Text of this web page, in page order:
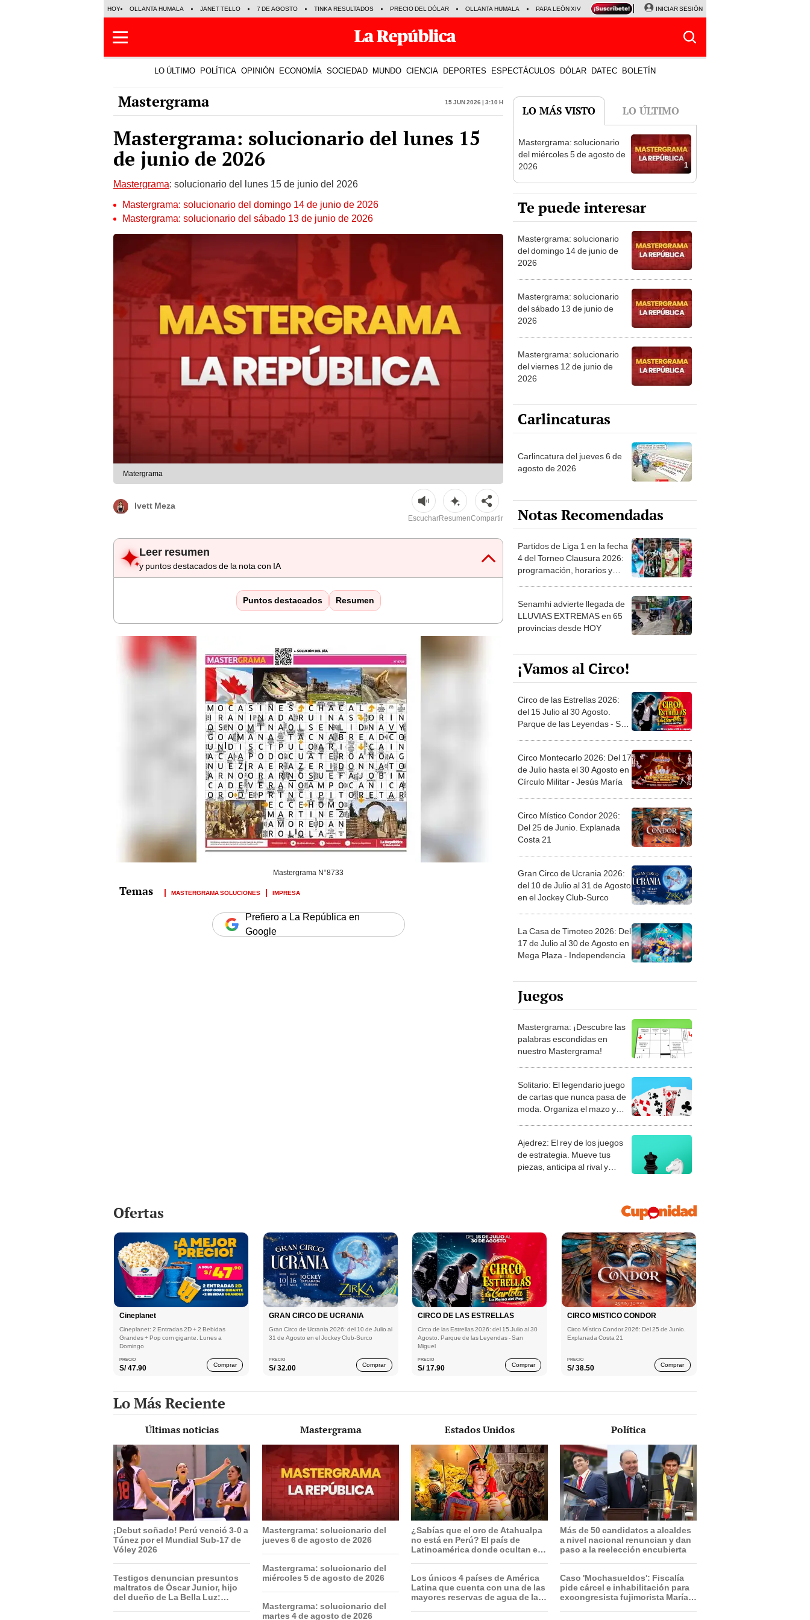
HOY OLLANTA HUMALA JANET TELLO 7 DE AGOSTO TINKA RESULTADOS PRECIO DEL DÓLAR OLLANTA HUMALA PAPA LEÓN XIV NALDY SALDAÑA LA BELLA LUZ
INICIAR SESIÓN
LO ÚLTIMO POLÍTICA OPINIÓN ECONOMÍA SOCIEDAD MUNDO CIENCIA DEPORTES ESPECTÁCULOS DÓLAR DATEC BOLETÍN
Mastergrama 15 Jun 2026 | 3:10 h
Mastergrama: solucionario del lunes 15
de junio de 2026
Mastergrama: solucionario del lunes 15 de junio del 2026
Mastergrama: solucionario del domingo 14 de junio de 2026
Mastergrama: solucionario del sábado 13 de junio de 2026
Matergrama
Ivett Meza
EscucharResumenCompartir
Leer resumen
y puntos destacados de la nota con IA
Puntos destacados Resumen
Mastergrama N°8733
MASTERGRAMA SOLUCIONES IMPRESA
Prefiero a La República en
Google
LO MÁS VISTO LO ÚLTIMO
1
Mastergrama: solucionario
del miércoles 5 de agosto de
2026
Te puede interesar
Mastergrama: solucionario
del domingo 14 de junio de
2026
Mastergrama: solucionario
del sábado 13 de junio de
2026
Mastergrama: solucionario
del viernes 12 de junio de
2026
Carlincaturas
Carlincatura del jueves 6 de
agosto de 2026
Notas Recomendadas
Partidos de Liga 1 en la fecha
4 del Torneo Clausura 2026:
programación, horarios y
Senamhi advierte llegada de
LLUVIAS EXTREMAS en 65
provincias desde HOY
¡Vamos al Circo!
Circo de las Estrellas 2026:
del 15 Julio al 30 Agosto.
Parque de las Leyendas - San
Circo Montecarlo 2026: Del 17
de Julio hasta el 30 Agosto en
Círculo Militar - Jesús María
Circo Místico Condor 2026:
Del 25 de Junio. Explanada
Costa 21
Gran Circo de Ucrania 2026:
del 10 de Julio al 31 de Agosto
en el Jockey Club-Surco
La Casa de Timoteo 2026: Del
17 de Julio al 30 de Agosto en
Mega Plaza - Independencia
Juegos
Mastergrama: ¡Descubre las
palabras escondidas en
nuestro Mastergrama!
Solitario: El legendario juego
de cartas que nunca pasa de
moda. Organiza el mazo y
Ajedrez: El rey de los juegos
de estrategia. Mueve tus
piezas, anticipa al rival y
Ofertas
Cineplanet
Cineplanet: 2 Entradas 2D + 2 Bebidas
Grandes + Pop corn gigante. Lunes a
Domingo
PRECIO
S/47.90 Comprar
GRAN CIRCO DE UCRANIA
Gran Circo de Ucrania 2026: del 10 de Julio al
31 de Agosto en el Jockey Club-Surco
PRECIO
S/32.00 Comprar
CIRCO DE LAS ESTRELLAS
Circo de las Estrellas 2026: del 15 Julio al 30
Agosto. Parque de las Leyendas - San
Miguel
PRECIO
S/17.90 Comprar
CIRCO MISTICO CONDOR
Circo Místico Condor 2026: Del 25 de Junio.
Explanada Costa 21
PRECIO
S/38.50 Comprar
Lo Más Reciente
Últimas noticias
¡Debut soñado! Perú venció 3-0 a
Túnez por el Mundial Sub-17 de
Vóley 2026
Testigos denuncian presuntos
maltratos de Óscar Junior, hijo
del dueño de La Bella Luz:
Mastergrama
Mastergrama: solucionario del
jueves 6 de agosto de 2026
Mastergrama: solucionario del
miércoles 5 de agosto de 2026
Mastergrama: solucionario del
martes 4 de agosto de 2026
Estados Unidos
¿Sabías que el oro de Atahualpa
no está en Perú? El país de
Latinoamérica donde ocultan el
Los únicos 4 países de América
Latina que cuenta con una de las
mayores reservas de agua de la
Política
Más de 50 candidatos a alcaldes
a nivel nacional renuncian y dan
paso a la reelección encubierta
Caso 'Mochasueldos': Fiscalía
pide cárcel e inhabilitación para
excongresista fujimorista María